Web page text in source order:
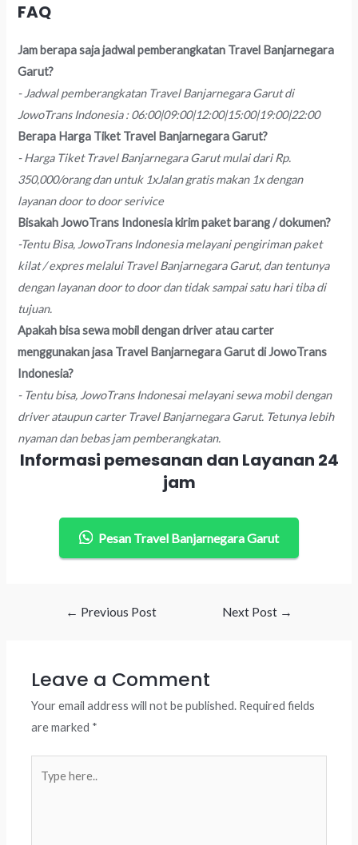
FAQ
Jam berapa saja jadwal pemberangkatan Travel Banjarnegara
Garut?
- Jadwal pemberangkatan Travel Banjarnegara Garut di
JowoTrans Indonesia : 06:00|09:00|12:00|15:00|19:00|22:00
Berapa Harga Tiket Travel Banjarnegara Garut?
- Harga Tiket Travel Banjarnegara Garut mulai dari Rp.
350,000/orang dan untuk 1xJalan gratis makan 1x dengan
layanan door to door serivice
Bisakah JowoTrans Indonesia kirim paket barang / dokumen?
-Tentu Bisa, JowoTrans Indonesia melayani pengiriman paket
kilat / expres melalui Travel Banjarnegara Garut, dan tentunya
dengan layanan door to door dan tidak sampai satu hari tiba di
tujuan.
Apakah bisa sewa mobil dengan driver atau carter
menggunakan jasa Travel Banjarnegara Garut di JowoTrans
Indonesia?
- Tentu bisa, JowoTrans Indonesai melayani sewa mobil dengan
driver ataupun carter Travel Banjarnegara Garut. Tetunya lebih
nyaman dan bebas jam pemberangkatan.
Informasi pemesanan dan Layanan 24
jam
Pesan Travel Banjarnegara Garut
Post← Previous Post Next Post →
Leave a Comment
Your email address will not be published. Required fields
are marked *
here..